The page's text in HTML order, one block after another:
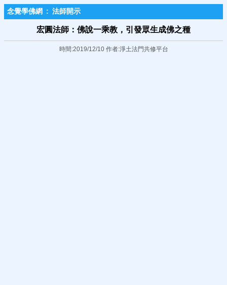
念覺學佛網 : 法師開示
宏圓法師：佛說一乘教，引發眾生成佛之種
時間:2019/12/10 作者:淨土法門共修平台